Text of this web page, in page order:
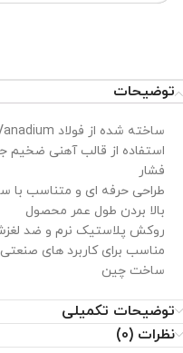
توضیحات
ساخته شده از فولاد Chrome Vanadium
استفاده از قالب آهنی ضخیم
فشار
طراحی حرفه ای و متناسب
بالا بردن طول عمر محصول
روکش پلاستیک نرم و ضد
مناسب برای کاربرد های
ساخت چین
توضیحات تکمیلی
نظرات (0)